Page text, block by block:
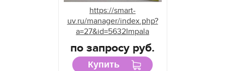
https://smart-
uv.ru/manager/index.php?
a=27&id=5632Impala
по запросу руб.
Купить